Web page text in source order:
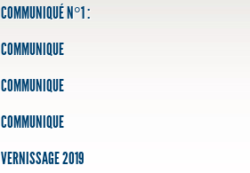
COMMUNIQUÉ N°1 :
COMMUNIQUE
COMMUNIQUE
COMMUNIQUE
VERNISSAGE 2019